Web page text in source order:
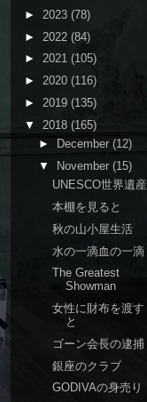
► 2023 (78)
► 2022 (84)
► 2021 (105)
► 2020 (116)
► 2019 (135)
▼ 2018 (165)
►
December (12)
▼
November (15)
UNESCO世界遺産
本棚を見ると
秋の山小屋生活
水の一滴血の一滴
The Greatest
Showman
女性に財布を渡す
と
ゴーン会長の逮捕
銀座のクラブ
GODIVAの身売り